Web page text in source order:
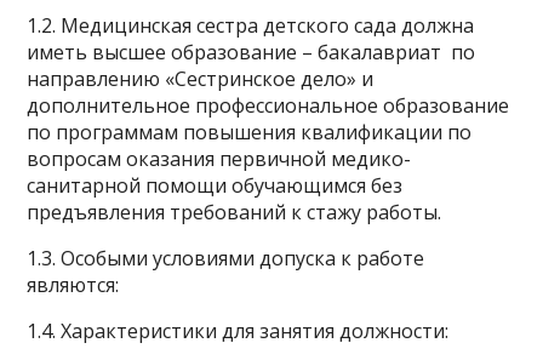
1.2. Медицинская сестра детского сада должна
иметь высшее образование – бакалавриат по
направлению «Сестринское дело» и
дополнительное профессиональное образование
по программам повышения квалификации по
вопросам оказания первичной медико-
санитарной помощи обучающимся без
предъявления требований к стажу работы.
1.3. Особыми условиями допуска к работе
являются:
1.4. Характеристики для занятия должности: